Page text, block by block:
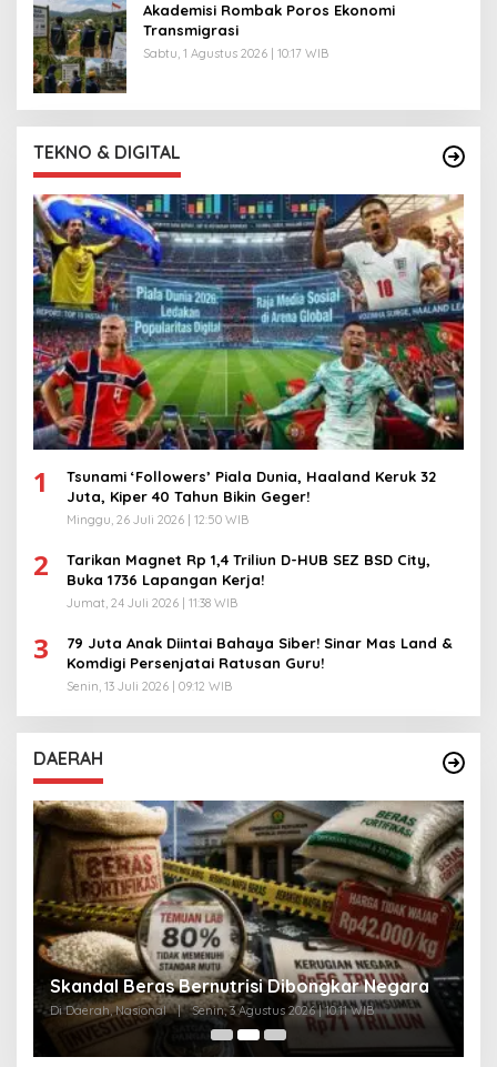
Akademisi Rombak Poros Ekonomi
Transmigrasi
Sabtu, 1 Agustus 2026 | 10:17 WIB
TEKNO & DIGITAL
1
Tsunami ‘Followers’ Piala Dunia, Haaland Keruk 32
Juta, Kiper 40 Tahun Bikin Geger!
Minggu, 26 Juli 2026 | 12:50 WIB
2
Tarikan Magnet Rp 1,4 Triliun D-HUB SEZ BSD City,
Buka 1736 Lapangan Kerja!
Jumat, 24 Juli 2026 | 11:38 WIB
3
79 Juta Anak Diintai Bahaya Siber! Sinar Mas Land &
Komdigi Persenjatai Ratusan Guru!
Senin, 13 Juli 2026 | 09:12 WIB
DAERAH
Skandal Beras Bernutrisi Dibongkar Negara
Di Daerah, Nasional | Senin, 3 Agustus 2026 | 10:11 WIB